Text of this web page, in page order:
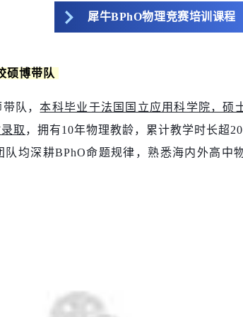
犀牛BPhO物理竞赛培训课程
硕博带队
带队，本科毕业于法国国立应用科学院，硕
取 ，拥有10年物理教龄，累计教学时长超
队均深耕BPhO命题规律，熟悉海内外高中